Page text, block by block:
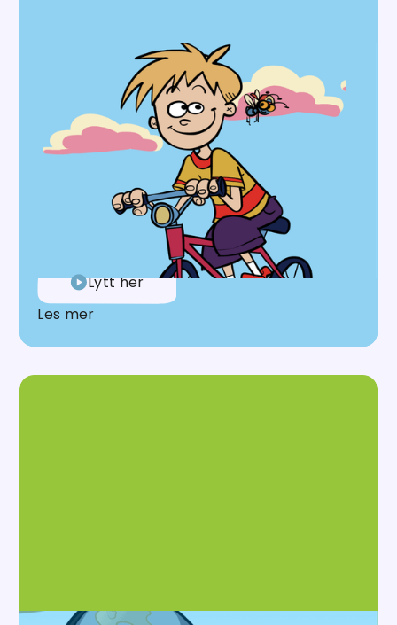
24 spor
Rompe Palomp
Rompe Palomp tar deg med på ville, morsomme
og varme eventyr – fulle av fantasi, vennskap og
læring. Sammen med fluen BzzBzz og venninnen
Janna skaper han stor latter og ekte undring i
hver eneste episode.
Lytt her
Les mer